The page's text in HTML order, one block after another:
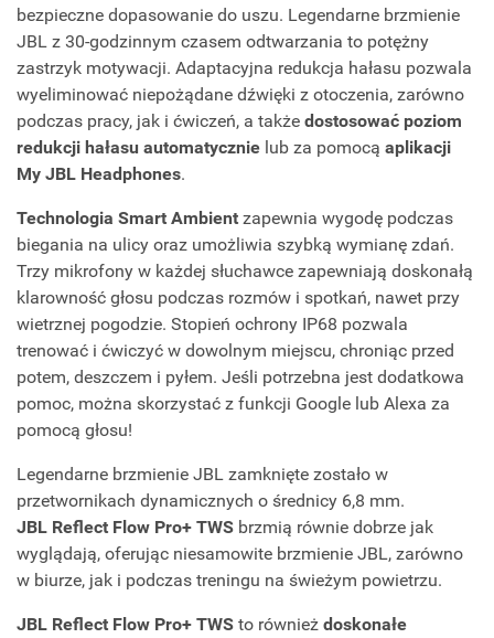
bezpieczne dopasowanie do uszu. Legendarne brzmienie
JBL z 30-godzinnym czasem odtwarzania to potężny
zastrzyk motywacji. Adaptacyjna redukcja hałasu pozwala
wyeliminować niepożądane dźwięki z otoczenia, zarówno
podczas pracy, jak i ćwiczeń, a także dostosować poziom
redukcji hałasu automatycznie lub za pomocą aplikacji
My JBL Headphones.
Technologia Smart Ambient zapewnia wygodę podczas
biegania na ulicy oraz umożliwia szybką wymianę zdań.
Trzy mikrofony w każdej słuchawce zapewniają doskonałą
klarowność głosu podczas rozmów i spotkań, nawet przy
wietrznej pogodzie. Stopień ochrony IP68 pozwala
trenować i ćwiczyć w dowolnym miejscu, chroniąc przed
potem, deszczem i pyłem. Jeśli potrzebna jest dodatkowa
pomoc, można skorzystać z funkcji Google lub Alexa za
pomocą głosu!
Legendarne brzmienie JBL zamknięte zostało w
przetwornikach dynamicznych o średnicy 6,8 mm.
JBL Reflect Flow Pro+ TWS brzmią równie dobrze jak
wyglądają, oferując niesamowite brzmienie JBL, zarówno
w biurze, jak i podczas treningu na świeżym powietrzu.
JBL Reflect Flow Pro+ TWS to również doskonałe